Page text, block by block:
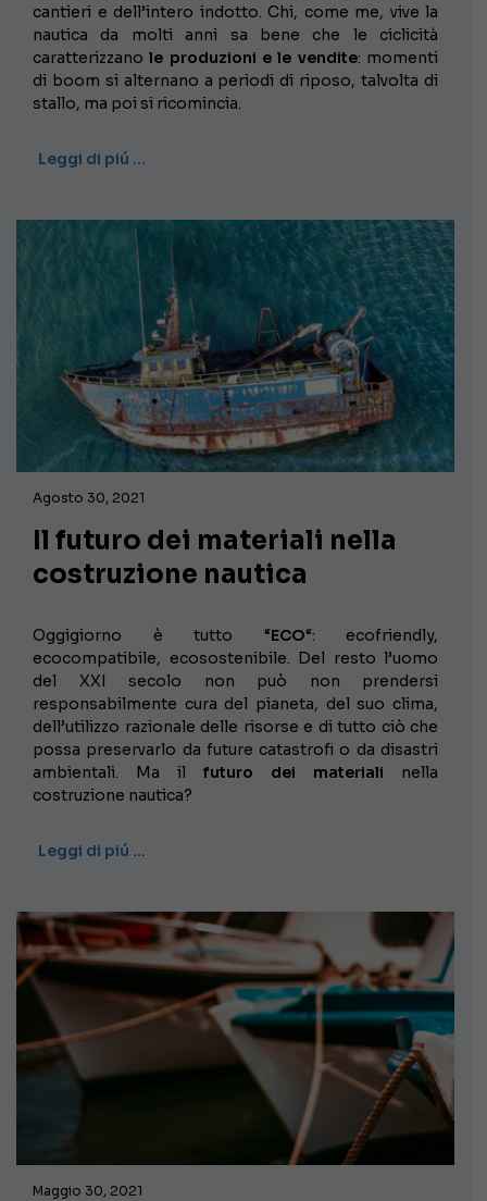
cantieri e dell’intero indotto. Chi, come me, vive la
nautica da molti anni sa bene che le ciclicità
caratterizzanole produzioni e le vendite: momenti
di boom si alternano a periodi di riposo, talvolta di
stallo, ma poi si ricomincia.
Leggi di piú …
Agosto 30, 2021
Il futuro dei materiali nella
costruzione nautica
Oggigiorno è tutto “ECO“: ecofriendly,
ecocompatibile, ecosostenibile. Del resto l’uomo
del XXI secolo non può non prendersi
responsabilmente cura del pianeta, del suo clima,
dell’utilizzo razionale delle risorse e di tutto ciò che
possa preservarlo da future catastrofi o da disastri
ambientali. Ma il futuro dei materiali nella
costruzione nautica?
Leggi di piú …
Maggio 30, 2021